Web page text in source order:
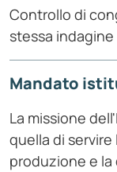
Controllo di
stessa indagine
Mandato
La missione
quella di
produzione e